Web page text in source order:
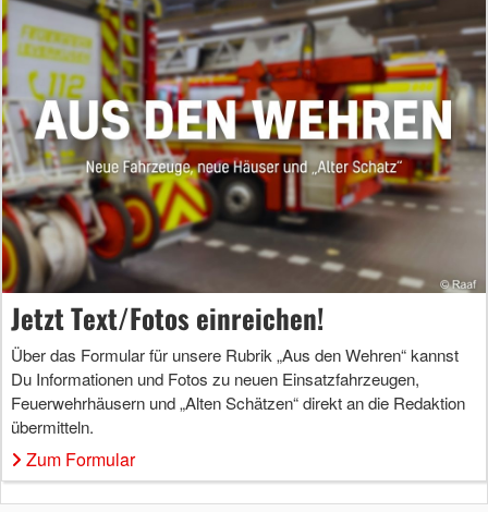
Jetzt Text/Fotos einreichen!
Über das Formular für unsere Rubrik „Aus den Wehren“ kannst
Du Informationen und Fotos zu neuen Einsatzfahrzeugen,
Feuerwehrhäusern und „Alten Schätzen“ direkt an die Redaktion
übermitteln.
Zum Formular